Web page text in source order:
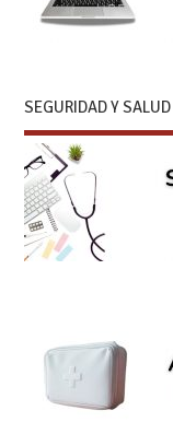
SEGURIDAD Y